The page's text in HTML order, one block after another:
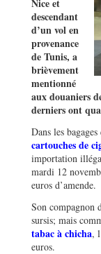
Nice et
descendant
d’un vol en
provenance
de Tunis, a
brièvement
mentionné
aux douaniers
derniers ont
Dans les
cartouches de
importation
mardi 12
euros d’amende.
Son compagnon
sursis; mais
tabac à chicha,
euros.